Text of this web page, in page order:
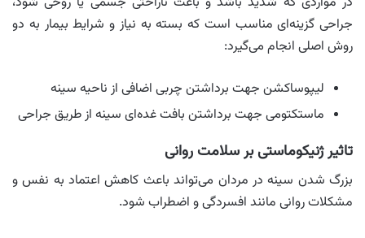
جراحی گزینه‌ای مناسب است که بسته به نیاز و شرایط بیمار به دو
روش اصلی انجام می‌گیرد:
لیپوساکشن جهت برداشتن چربی اضافی از ناحیه سینه
ماستکتومی جهت برداشتن بافت غده‌ای سینه از طریق جراحی
تاثیر ژنیکوماستی بر سلامت روانی
بزرگ شدن سینه در مردان می‌تواند باعث کاهش اعتماد به‌ نفس و
مشکلات روانی مانند افسردگی و اضطراب شود.